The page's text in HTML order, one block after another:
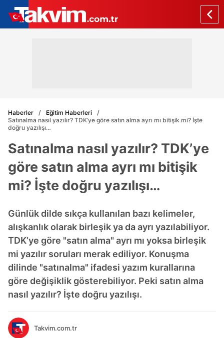
Haberler
Eğitim Haberleri
Satınalma nasıl yazılır? TDK’ye göre satın alma ayrı mı bitişik mi? İşte
doğru yazılışı…
Satınalma nasıl yazılır? TDK’ye
göre satın alma ayrı mı bitişik
mi? İşte doğru yazılışı…
Günlük dilde sıkça kullanılan bazı kelimeler,
alışkanlık olarak birleşik ya da ayrı yazılabiliyor.
TDK’ye göre "satın alma" ayrı mı yoksa birleşik
mi yazılır soruları merak ediliyor. Konuşma
dilinde "satınalma" ifadesi yazım kurallarına
göre değişiklik gösterebiliyor. Peki satın alma
nasıl yazılır? İşte doğru yazılışı.
Takvim.com.tr